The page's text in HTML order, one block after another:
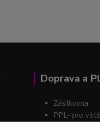
Doprava a
Zásilkovna
PPL- pro